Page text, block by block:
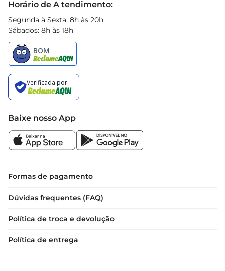
Horário de A tendimento:
Segunda à Sexta: 8h às 20h
Sábados: 8h às 18h
Baixe nosso App
Formas de pagamento
Dúvidas frequentes (FAQ)
Política de troca e devolução
Política de entrega